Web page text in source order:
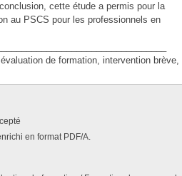
cette étude a permis pour la
au PSCS pour les professionnels en
de formation, intervention brève,
en format PDF/A.